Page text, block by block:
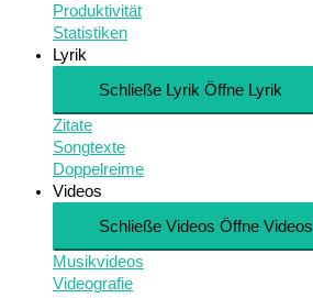
Produktivität
Statistiken
Lyrik
Schließe Lyrik Öffne Lyrik
Zitate
Songtexte
Doppelreime
Videos
Schließe Videos Öffne Videos
Musikvideos
Videografie